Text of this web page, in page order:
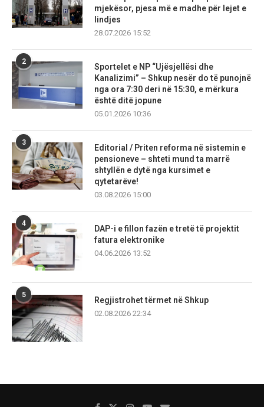
mjekësor, pjesa më e madhe për lejet e
lindjes
28.07.2026 15:52
2
Sportelet e NP “Ujësjellësi dhe
Kanalizimi” – Shkup nesër do të punojnë
nga ora 7:30 deri në 15:30, e mërkura
është ditë jopune
05.01.2026 10:36
3
Editorial / Priten reforma në sistemin e
pensioneve – shteti mund ta marrë
shtyllën e dytë nga kursimet e
qytetarëve!
03.08.2026 15:00
4
DAP-i e fillon fazën e tretë të projektit
fatura elektronike
04.06.2026 13:52
5
Regjistrohet tërmet në Shkup
02.08.2026 22:34